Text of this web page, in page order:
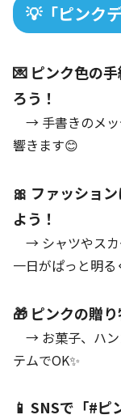
💡「ピンク
💌 ピンク色の
ろう！
→ 手書きのメッ
響きます😊
🎀 ファッショ
よう！
→ シャツやスカ
一日がぱっと明る
🎁 ピンクの贈
→ お菓子、ハン
テムでOK✨
📱 SNSで「#